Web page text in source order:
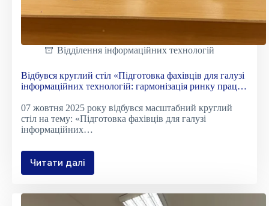
Відділення інформаційних технологій
Відбувся круглий стіл «Підготовка фахівців для галузі
інформаційних технологій: гармонізація ринку праці
07 жовтня 2025 року відбувся масштабний круглий
стіл на тему: «Підготовка фахівців для галузі
інформаційних…
Читати далі
Відбувся